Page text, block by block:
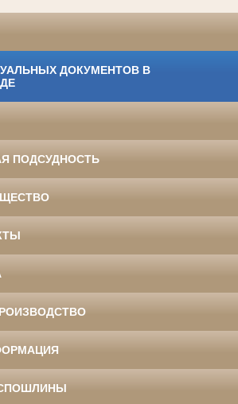
ДОКУМЕНТОВ В
ПОДСУДНОСТЬ